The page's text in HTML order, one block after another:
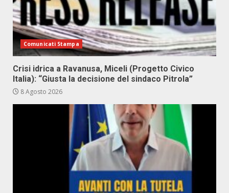
Comunicati Stampa
Crisi idrica a Ravanusa, Miceli (Progetto Civico
Italia): “Giusta la decisione del sindaco Pitrola”
8 Agosto 2026